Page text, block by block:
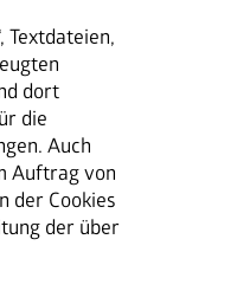
Textdateien,
dort
die
Auch
Auftrag von
der Cookies
der über